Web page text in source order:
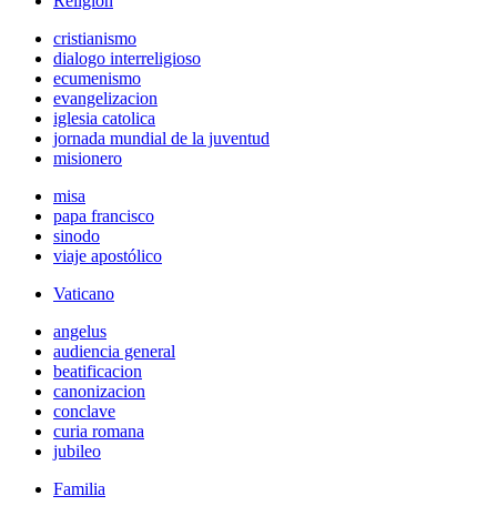
cristianismo
dialogo interreligioso
ecumenismo
evangelizacion
iglesia catolica
jornada mundial de la juventud
misionero
misa
papa francisco
sinodo
viaje apostólico
Vaticano
angelus
audiencia general
beatificacion
canonizacion
conclave
curia romana
jubileo
Familia